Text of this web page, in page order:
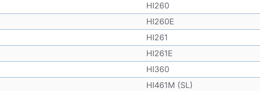
HI260
HI260E
HI261
HI261E
HI360
HI461M (SL)